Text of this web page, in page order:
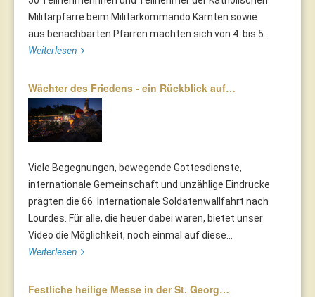
Militärpfarre beim Militärkommando Kärnten sowie
aus benachbarten Pfarren machten sich von 4. bis 5...
Weiterlesen
Wächter des Friedens - ein Rückblick auf…
Viele Begegnungen, bewegende Gottesdienste,
internationale Gemeinschaft und unzählige Eindrücke
prägten die 66. Internationale Soldatenwallfahrt nach
Lourdes. Für alle, die heuer dabei waren, bietet unser
Video die Möglichkeit, noch einmal auf diese...
Weiterlesen
Festliche heilige Messe in der St. Georg…